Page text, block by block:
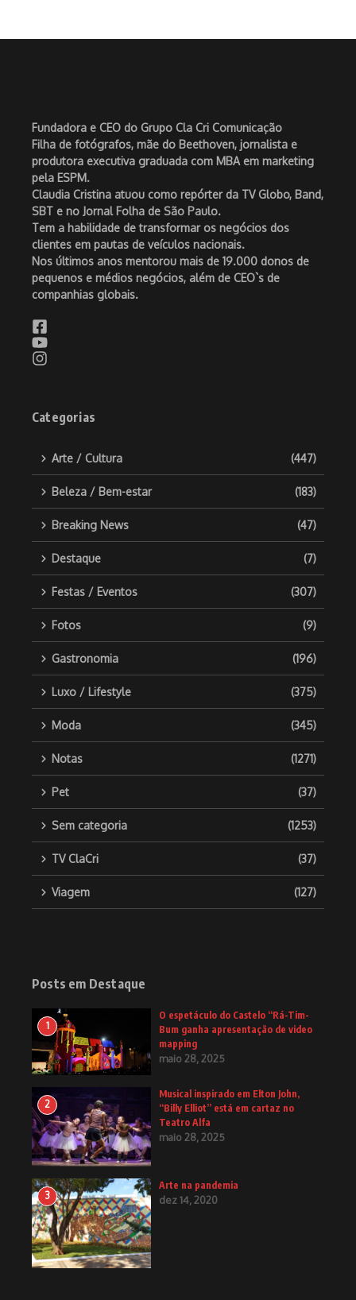
Fundadora e CEO do Grupo Cla Cri Comunicação
Filha de fotógrafos, mãe do Beethoven, jornalista e
produtora executiva graduada com MBA em marketing
pela ESPM.
Claudia Cristina atuou como repórter da TV Globo, Band,
SBT e no Jornal Folha de São Paulo.
Tem a habilidade de transformar os negócios dos
clientes em pautas de veículos nacionais.
Nos últimos anos mentorou mais de 19.000 donos de
pequenos e médios negócios, além de CEO`s de
companhias globais.
Categorias
Arte / Cultura (447)
Beleza / Bem-estar (183)
Breaking News (47)
Destaque (7)
Festas / Eventos (307)
Fotos (9)
Gastronomia (196)
Luxo / Lifestyle (375)
Moda (345)
Notas (1271)
Pet (37)
Sem categoria (1253)
TV ClaCri (37)
Viagem (127)
Posts em Destaque
1
O espetáculo do Castelo “Rá-Tim-
Bum ganha apresentação de video
mapping
maio 28, 2025
2
Musical inspirado em Elton John,
“Billy Elliot” está em cartaz no
Teatro Alfa
maio 28, 2025
3
Arte na pandemia
dez 14, 2020